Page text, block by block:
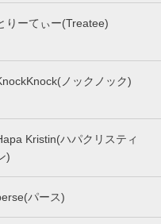
りーてぃー(Treatee)
ノックノック)
Kristin(ハパクリスティ
)
パース)